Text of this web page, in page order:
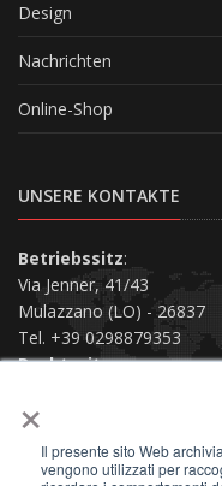
×
Il presente sito Web
vengono utilizzati per
Design
Nachrichten
Online-Shop
UNSERE KONTAKTE
Betriebssitz:
Via Jenner, 41/43
Mulazzano (LO) - 26837
Tel. +39 0298879353
Rechtssitz:
Piacenza (PC) - 29121
Kontaktiere uns